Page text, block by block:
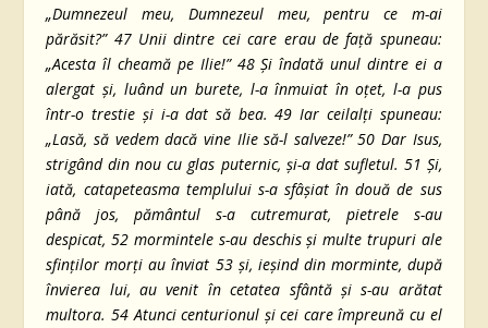
„Dumnezeul meu, Dumnezeul meu, pentru ce m-ai
părăsit?” 47Unii dintre cei care erau de faţă spuneau:
„Acesta îl cheamă pe Ilie!” 48Şi îndată unul dintre ei a
alergat şi, luând un burete, l-a înmuiat în oţet, l-a pus
într-o trestie şi i-a dat să bea.49 Iar ceilalţi spuneau:
„Lasă, să vedem dacă vine Ilie să-l salveze!”50 Dar Isus,
strigând din nou cu glas puternic, şi-a dat sufletul. 51 Şi,
iată, catapeteasma templului s-a sfâşiat în două de sus
până jos, pământul s-a cutremurat, pietrele s-au
despicat,52 mormintele s-au deschis şi multe trupuri ale
sfinţilor morţi au înviat 53şi, ieşind din morminte, după
învierea lui, au venit în cetatea sfântă şi s-au arătat
multora. 54Atunci centurionul şi cei care împreună cu el